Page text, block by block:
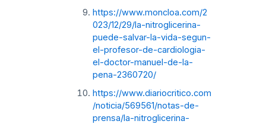
https://www.moncloa.com/2
023/12/29/la-nitroglicerina-
puede-salvar-la-vida-segun-
el-profesor-de-cardiologia-
el-doctor-manuel-de-la-
pena-2360720/
https://www.diariocritico.com
/noticia/569561/notas-de-
prensa/la-nitroglicerina-